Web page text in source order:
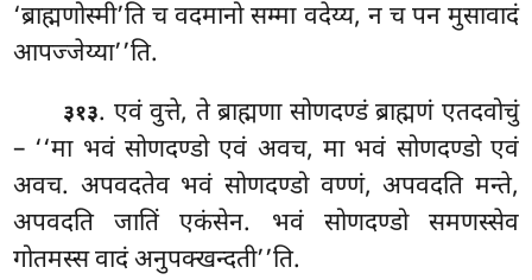
‘ब्राह्मणोस्मी’ति च वदमानो सम्मा वदेय्य, न च पन मुसावादं
आपज्जेय्या’’ति.
३१३. एवंवुत्ते, ते ब्राह्मणा सोणदण्डं ब्राह्मणं एतदवोचुं
– ‘‘मा भवं सोणदण्डो एवं अवच, मा भवं सोणदण्डो एवं
अवच. अपवदतेव भवं सोणदण्डो वण्णं, अपवदति मन्ते,
अपवदति जातिं एकंसेन. भवं सोणदण्डो समणस्सेव
गोतमस्स वादं अनुपक्खन्दती’’ति.